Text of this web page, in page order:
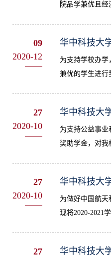
院品学兼优且
09
2020-12
华中科技大
为支持学校办
兼优的学生进行
27
2020-10
华中科技大
为支持公益事
奖助学金，对我
27
2020-10
华中科技大
为做好中国航天
现将2020-2021
27
华中科技大